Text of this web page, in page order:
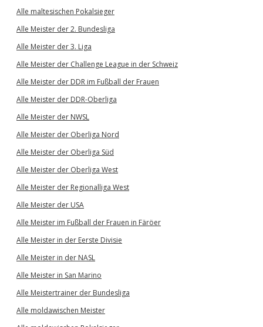
Alle maltesischen Pokalsieger
Alle Meister der 2. Bundesliga
Alle Meister der 3. Liga
Alle Meister der Challenge League in der Schweiz
Alle Meister der DDR im Fußball der Frauen
Alle Meister der DDR-Oberliga
Alle Meister der NWSL
Alle Meister der Oberliga Nord
Alle Meister der Oberliga Süd
Alle Meister der Oberliga West
Alle Meister der Regionalliga West
Alle Meister der USA
Alle Meister im Fußball der Frauen in Färöer
Alle Meister in der Eerste Divisie
Alle Meister in der NASL
Alle Meister in San Marino
Alle Meistertrainer der Bundesliga
Alle moldawischen Meister